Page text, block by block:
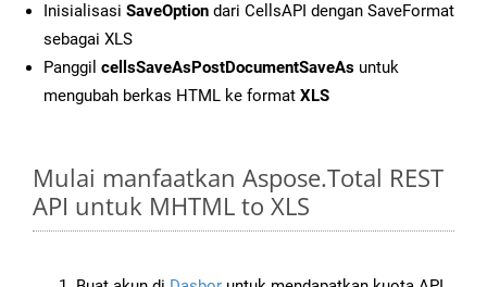
Inisialisasi SaveOption dari CellsAPI dengan SaveFormat
sebagai XLS
Panggil cellsSaveAsPostDocumentSaveAs untuk
mengubah berkas HTML ke format XLS
Mulai manfaatkan Aspose.Total REST
API untuk MHTML to XLS